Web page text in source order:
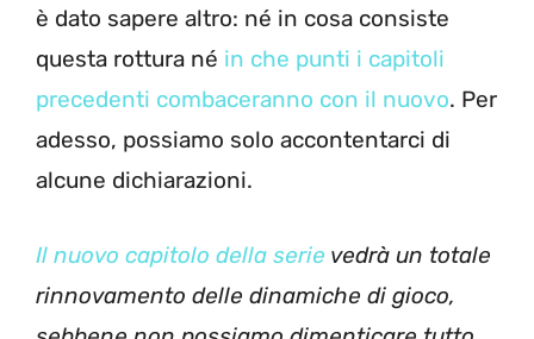
è dato sapere altro: né in cosa consiste
questa rottura né in che punti i capitoli
precedenti combaceranno con il nuovo. Per
adesso, possiamo solo accontentarci di
alcune dichiarazioni.
Il nuovo capitolo della serie vedrà un totale
rinnovamento delle dinamiche di gioco,